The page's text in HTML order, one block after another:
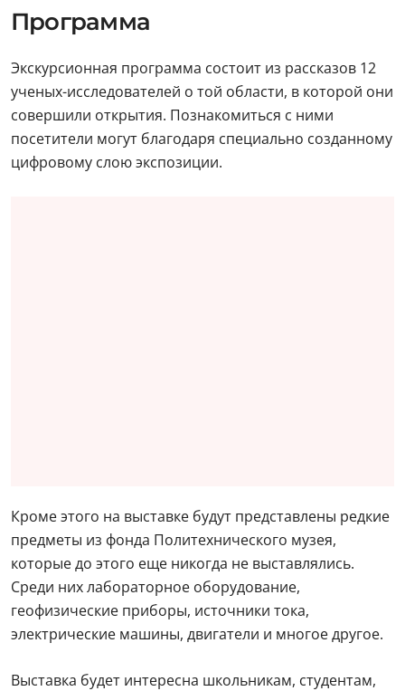
Программа
Экскурсионная программа состоит из рассказов 12
ученых-исследователей о той области, в которой они
совершили открытия. Познакомиться с ними
посетители могут благодаря специально созданному
цифровому слою экспозиции.
Кроме этого на выставке будут представлены редкие
предметы из фонда Политехнического музея,
которые до этого еще никогда не выставлялись.
Среди них лабораторное оборудование,
геофизические приборы, источники тока,
электрические машины, двигатели и многое другое.
Выставка будет интересна школьникам, студентам,